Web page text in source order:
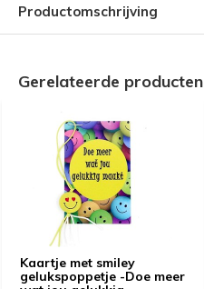
Productomschrijving
Gerelateerde producten
Kaartje met smiley
gelukspoppetje -Doe meer